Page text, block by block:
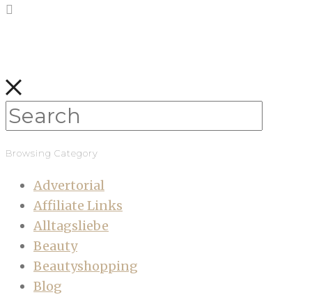
Browsing Category
Advertorial
Affiliate Links
Alltagsliebe
Beauty
Beautyshopping
Blog